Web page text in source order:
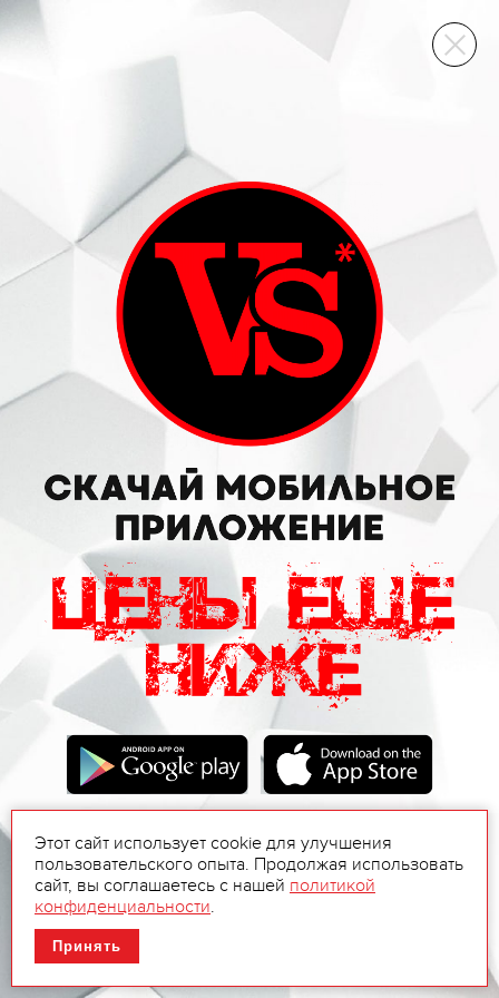
ВИННЫЙ СКЛАД
Этот сайт использует cookie для улучшения
пользовательского опыта. Продолжая использовать
сайт, вы соглашаетесь с нашей политикой
конфиденциальности.
Принять